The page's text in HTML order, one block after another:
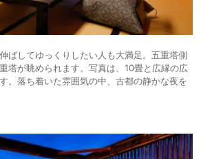
ばしてゆっくりしたい人も大満足。五重塔側
塔が眺められます。写真は、10畳と広縁の広
。落ち着いた雰囲気の中、古都の静かな夜を